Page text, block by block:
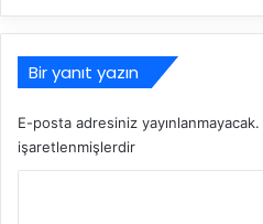
Bir yanıt yazın
E-posta adresiniz yayınlanmayacak.
işaretlenmişlerdir